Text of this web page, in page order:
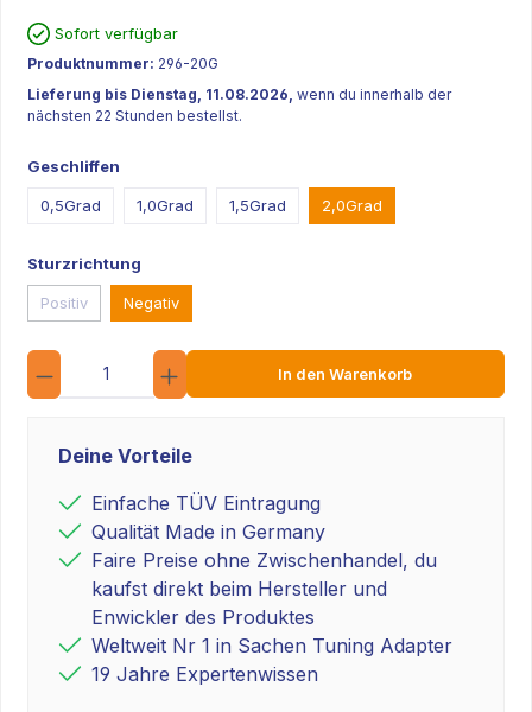
Sofort verfügbar
Produktnummer: 296-20G
Lieferung bis Dienstag, 11.08.2026, wenn du innerhalb der
nächsten 22 Stunden bestellst.
Geschliffen
0,5Grad 1,0Grad 1,5Grad 2,0Grad
Sturzrichtung
Positiv Negativ
Anzahl
In den Warenkorb
Deine Vorteile
Einfache TÜV Eintragung
Qualität Made in Germany
Faire Preise ohne Zwischenhandel, du
kaufst direkt beim Hersteller und
Enwickler des Produktes
Weltweit Nr 1 in Sachen Tuning Adapter
19 Jahre Expertenwissen